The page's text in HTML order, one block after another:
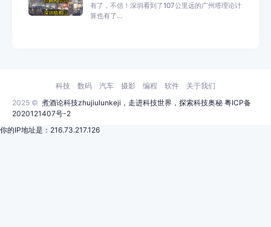
有了，不信！深圳看到了107公里远的广州塔理论计
算也有了...
2025 © 煮酒论科技zhujiulunkeji，走进科技世界，探索科技奥秘 粤ICP备
2020121407号-2
科技 数码 汽车 摄影 编程 软件 关于我们
你的IP地址是：216.73.217.126